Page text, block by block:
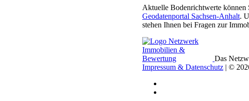
Aktuelle Bodenrichtwerte können
Geodatenportal Sachsen-Anhalt.
stehen Ihnen bei Fragen zur
Das
Impressum & Datenschutz | ©